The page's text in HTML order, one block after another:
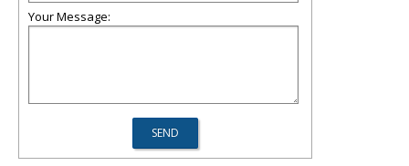
Your Message: